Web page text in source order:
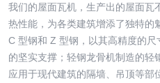
我们的屋面瓦机，生产出的屋面瓦
热性能，为各类建筑增添了独特的
C 型钢和 Z 型钢，以其高精度的
的坚实支撑；轻钢龙骨机制造的轻
应用于现代建筑的隔墙、吊顶等部